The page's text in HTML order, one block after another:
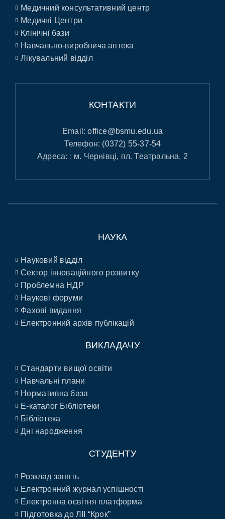
Медичний консультативний центр
Медичні Центри
Клінічні бази
Навчально-виробнича аптека
Лікувальний відділ
КОНТАКТИ
Email:office@bsmu.edu.ua
Телефон: (0372) 55-37-54
Адреса: : м. Чернівці, пл. Театральна, 2
НАУКА
Науковий відділ
Сектор інноваційного розвитку
Проблемна НДР
Наукові форуми
Фахові видання
Електронний архів публікацій
ВИКЛАДАЧУ
Стандарти вищої освіти
Навчальні плани
Нормативна база
E-каталог Бібліотеки
Бібліотека
Дні народження
СТУДЕНТУ
Розклад занять
Електронний журнал успішності
Електронна освітня платформа
Підготовка до ЛІІ “Крок”